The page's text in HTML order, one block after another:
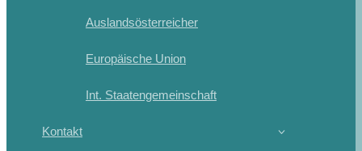
Auslandsösterreicher
Europäische Union
Int. Staatengemeinschaft
Kontakt